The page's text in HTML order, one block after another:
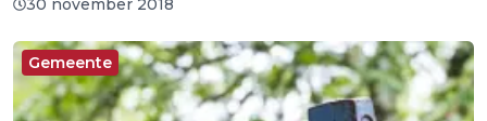
Gemeente